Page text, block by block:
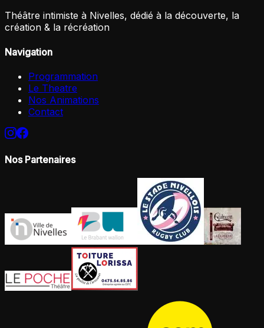
Théâtre intimiste à Nivelles, dédié à la découverte, la
création & la récréation
Navigation
Programmation
Le Theatre
Nos Animations
Contact
Nos Partenaires